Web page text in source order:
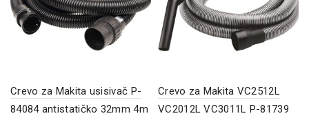
Crevo za Makita usisivač P-
84084 antistatičko 32mm 4m
Crevo za Makita VC2512L
VC2012L VC3011L P-81739